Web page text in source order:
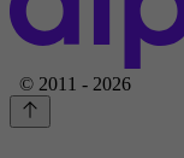
© 2011 - 2026